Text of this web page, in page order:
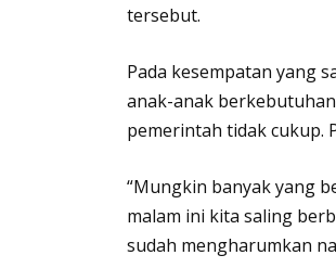
tersebut.
Pada kesempatan yang
anak-anak
pemerintah tidak cukup.
“Mungkin banyak yang
malam ini kita saling
sudah mengharumkan